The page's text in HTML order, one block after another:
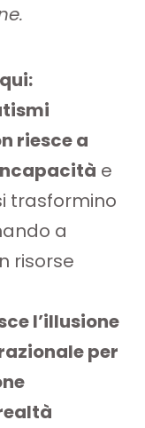
riesce a
e
trasformino
a
risorse
l’illusione
per